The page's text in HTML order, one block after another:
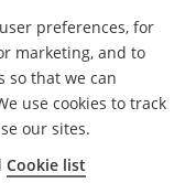
порядке
Дата
preferences, for
marketing, and to
so that we can
use cookies to track
our sites.
Cookie list